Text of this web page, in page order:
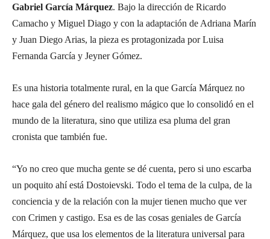
Gabriel García Márquez. Bajo la dirección de Ricardo
Camacho y Miguel Diago y con la adaptación de Adriana Marín
y Juan Diego Arias, la pieza es protagonizada por Luisa
Fernanda García y Jeyner Gómez.
Es una historia totalmente rural, en la que García Márquez no
hace gala del género del realismo mágico que lo consolidó en el
mundo de la literatura, sino que utiliza esa pluma del gran
cronista que también fue.
“Yo no creo que mucha gente se dé cuenta, pero si uno escarba
un poquito ahí está Dostoievski. Todo el tema de la culpa, de la
conciencia y de la relación con la mujer tienen mucho que ver
con Crimen y castigo. Esa es de las cosas geniales de García
Márquez, que usa los elementos de la literatura universal para